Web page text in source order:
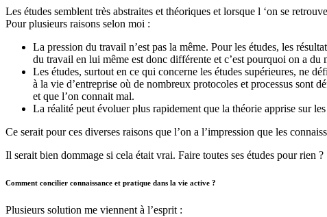
Les études semblent très abstraites et théoriques et lorsque l ‘on se
Pour plusieurs raisons selon moi :
La pression du travail n’est pas la même. Pour les études, les
du travail en lui même est donc différente et c’est pourquoi on a
Les études, surtout en ce qui concerne les études supérieures, ne
à la vie d’entreprise où de nombreux protocoles et processus sont
et que l’on connait mal.
La réalité peut évoluer plus rapidement que la théorie apprise sur
Ce serait pour ces diverses raisons que l’on a l’impression que les
Il serait bien dommage si cela était vrai. Faire toutes ses études pour rien ?
Comment concilier connaissance et pratique dans la vie active ?
Plusieurs solution me viennent à l’esprit :